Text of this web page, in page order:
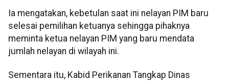
Ia mengatakan, kebetulan saat ini nelayan PIM baru
selesai pemilihan ketuanya sehingga pihaknya
meminta ketua nelayan PIM yang baru mendata
jumlah nelayan di wilayah ini.
Sementara itu, Kabid Perikanan Tangkap Dinas